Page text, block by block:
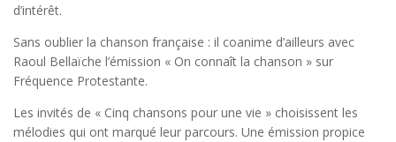
d’intérêt.
Sans oublier la chanson française : il coanime d’ailleurs avec
Raoul Bellaïche l’émission « On connaît la chanson » sur
Fréquence Protestante.
Les invités de « Cinq chansons pour une vie » choisissent les
mélodies qui ont marqué leur parcours. Une émission propice